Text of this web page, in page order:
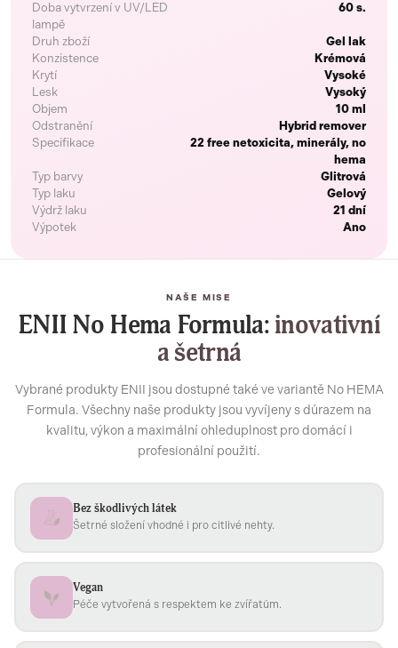
Doba vytvrzení v UV/LED
lampě
60 s.
Druh zboží
Gel lak
Konzistence
Krémová
Krytí
Vysoké
Lesk
Vysoký
Objem
10 ml
Odstranění
Hybrid remover
Specifikace
22 free netoxicita, minerály, no
hema
Typ barvy
Glitrová
Typ laku
Gelový
Výdrž laku
21 dní
Výpotek
Ano
NAŠE MISE
ENII No Hema Formula:inovativní
a šetrná
Vybrané produkty ENII jsou dostupné také ve variantě No HEMA
Formula. Všechny naše produkty jsou vyvíjeny s důrazem na
kvalitu, výkon a maximální ohleduplnost pro domácí i
profesionální použití.
Bez škodlivých látek
Šetrné složení vhodné i pro citlivé nehty.
Vegan
Péče vytvořená s respektem ke zvířatům.